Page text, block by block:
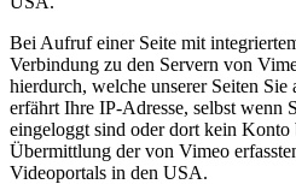
Bei Aufruf einer Seite mit
Verbindung zu den Servern von
hierdurch, welche unserer Seiten
erfährt Ihre IP-Adresse, selbst wenn
eingeloggt sind oder dort kein Konto
Übermittlung der von Vimeo
Videoportals in den USA.